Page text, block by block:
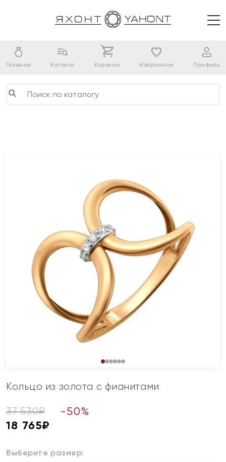
Главная Каталог Корзина Избранное Профиль
Кольцо из золота с фианитами
37 530₽ -50%
18 765₽
Выберите размер: